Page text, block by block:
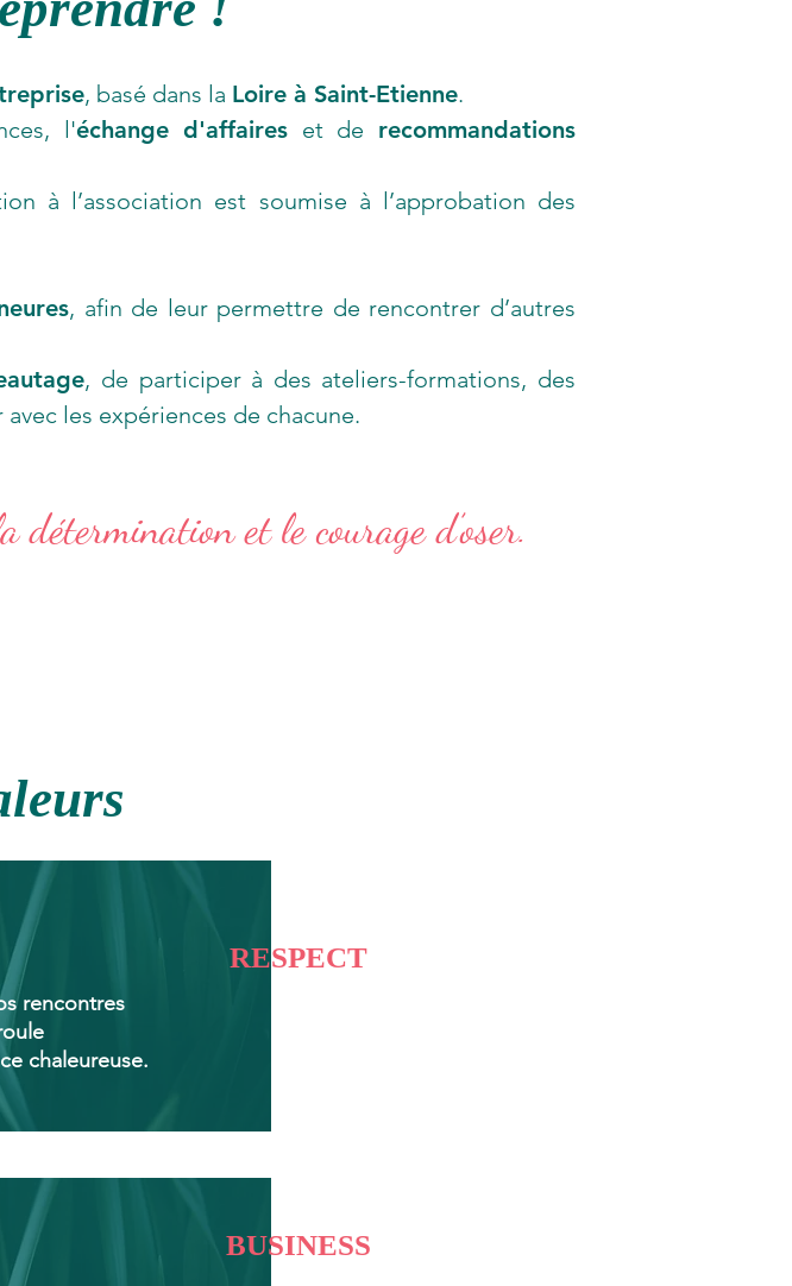
, basé dans la Loire à Saint-Etienne.
l'échange d'affaires et de recommandations
à l’association est soumise à l’approbation des
, afin de leur permettre de rencontrer d’autres
, de participer à des ateliers-formations, des
les expériences de chacune.
et le courage d’oser.
rencontres
chaleureuse.
RESPECT
BUSINESS